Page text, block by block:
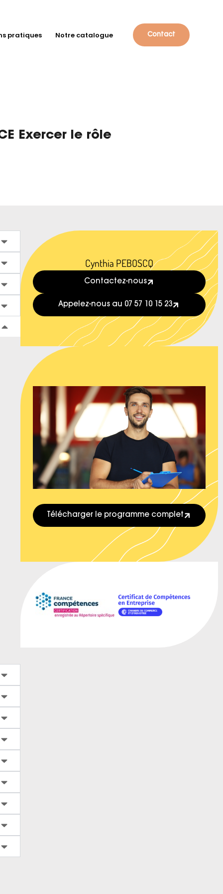
pratiques Notre catalogue Contact
Exercer le rôle
Cynthia PEBOSCQ
Contactez-nous
Appelez-nous au 07 57 10 15 23
Télécharger le programme complet